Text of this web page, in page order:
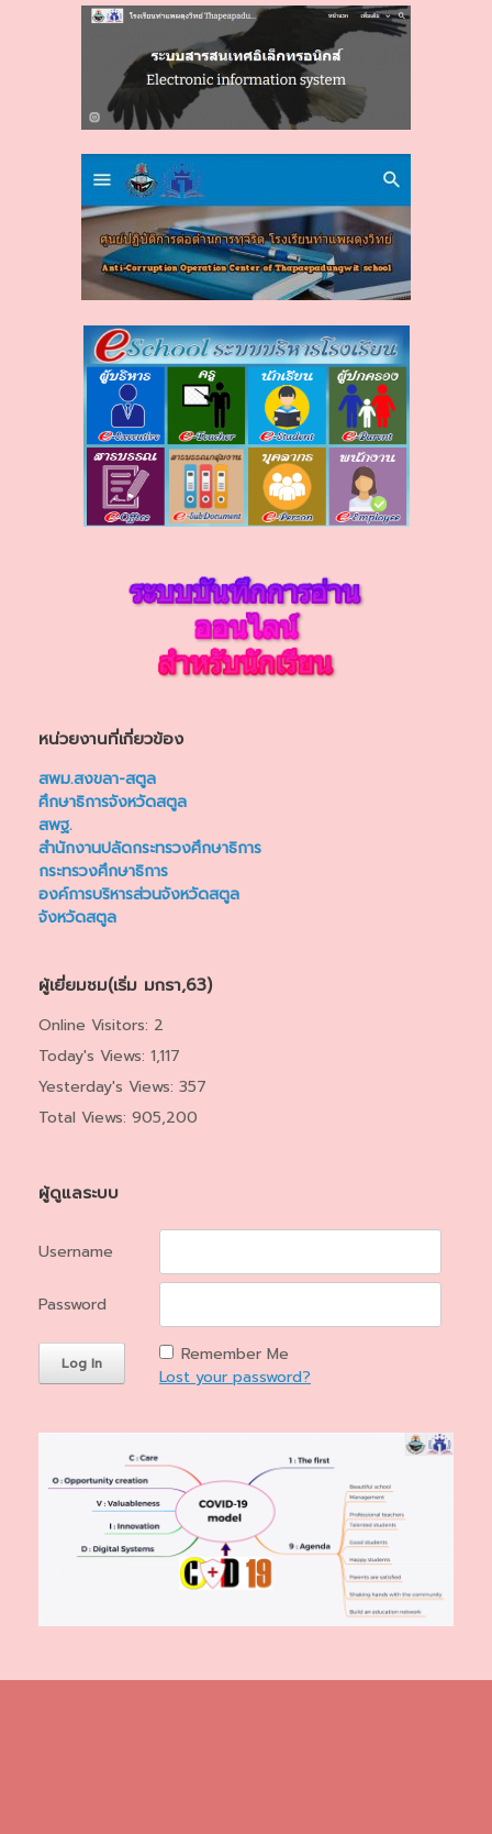
หน่วยงานที่เกี่ยวข้อง
สพม.สงขลา-สตูล
ศึกษาธิการจังหวัดสตูล
สพฐ.
สำนักงานปลัดกระทรวงศึกษาธิการ
กระทรวงศึกษาธิการ
องค์การบริหารส่วนจังหวัดสตูล
จังหวัดสตูล
ผู้เยี่ยมชม(เริ่ม มกรา,63)
Online Visitors: 2
Today's Views: 1,117
Yesterday's Views: 357
Total Views: 905,200
ผู้ดูแลระบบ
Username
Password
Remember Me
Lost your password?